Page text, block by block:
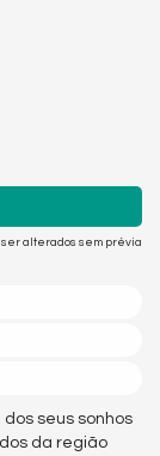
alterados sem prévia
seus sonhos
da região